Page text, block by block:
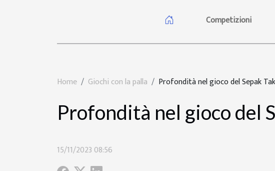
Competizioni
Home Giochi con la palla Profondità nel gioco del Sepak
Profondità nel gioco del
15/11/2023 08:56